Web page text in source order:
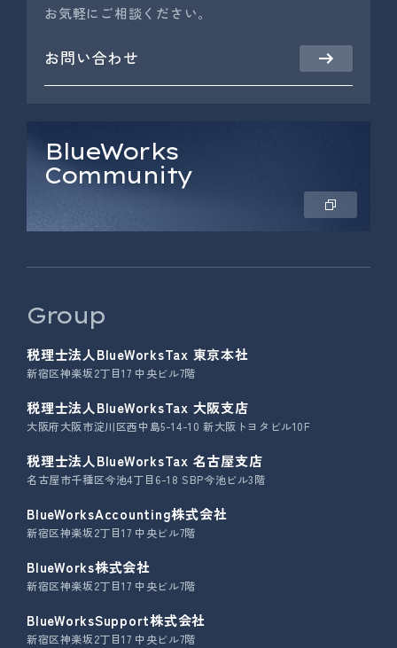
お気軽にご相談ください。
お問い合わせ
BlueWorks
Community
Group
税理士法人BlueWorksTax 東京本社
新宿区神楽坂2丁目17 中央ビル7階
税理士法人BlueWorksTax 大阪支店
大阪府大阪市淀川区西中島5-14-10 新大阪トヨタビル10F
税理士法人BlueWorksTax 名古屋支店
名古屋市千種区今池4丁目6-18 SBP今池ビル3階
BlueWorksAccounting株式会社
新宿区神楽坂2丁目17 中央ビル7階
BlueWorks株式会社
新宿区神楽坂2丁目17 中央ビル7階
BlueWorksSupport株式会社
新宿区神楽坂2丁目17 中央ビル7階